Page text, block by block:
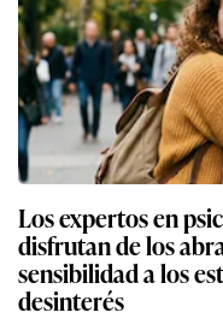
Los expertos en
disfrutan de los
sensibilidad a los
desinterés